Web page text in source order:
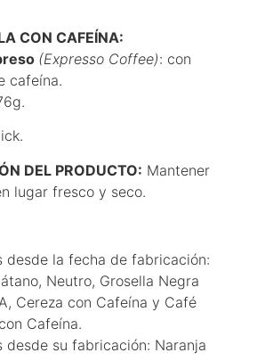
CON CAFEÍNA:
(Expresso Coffee): con
cafeína.
DEL PRODUCTO: Mantener
lugar fresco y seco.
desde la fecha de fabricación:
Neutro, Grosella Negra
Cereza con Cafeína y Café
Cafeína.
desde su fabricación: Naranja